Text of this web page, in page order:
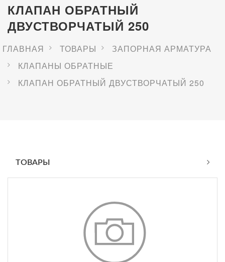
КЛАПАН ОБРАТНЫЙ
ДВУСТВОРЧАТЫЙ 250
ГЛАВНАЯ ТОВАРЫ
ЗАПОРНАЯ АРМАТУРА
КЛАПАНЫ ОБРАТНЫЕ
КЛАПАН ОБРАТНЫЙ ДВУСТВОРЧАТЫЙ 250
ТОВАРЫ